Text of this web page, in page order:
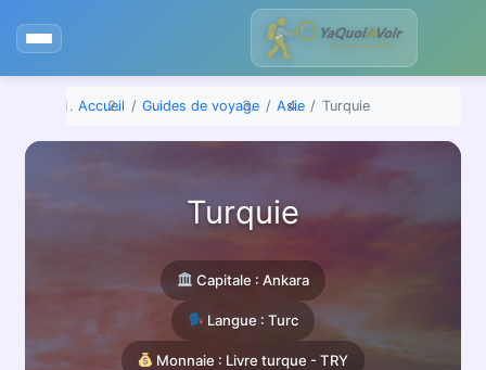
Accueil Guides de voyage Asie Turquie
Turquie
Capitale : Ankara
Langue : Turc
Monnaie : Livre turque - TRY